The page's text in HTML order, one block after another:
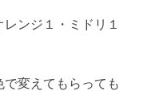
ンジ１・ミドリ１
変えてもらっても